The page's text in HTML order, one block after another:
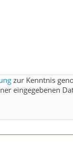
zur Kenntnis
eingegebenen